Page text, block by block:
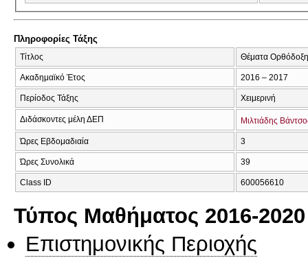
Πληροφορίες Τάξης
Τίτλος Θέματα
Ακαδημαϊκό Έτος 2016 – 2017
Περίοδος Τάξης Χειμερινή
Διδάσκοντες μέλη ΔΕΠ Μιλτιάδης
Ώρες Εβδομαδιαία 3
Ώρες Συνολικά 39
Class ID 600056610
Τύπος Μαθήματος 2016-2020
Επιστημονικής Περιοχής